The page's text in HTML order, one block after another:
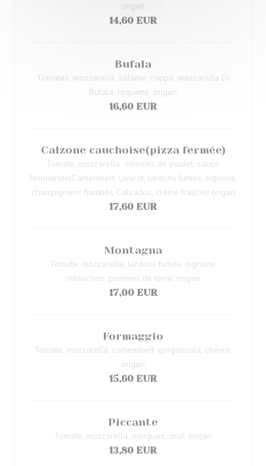
origan
14,60 EUR
Bufala
Tomates, mozzarella, salame, coppa, mozzarella Di
Bufala, roquette, origan
16,60 EUR
Calzone cauchoise(pizza fermée)
Tomate, mozzarella, émincés de poulet, sauce
Normande(Camembert, Livarot, lardons fumés, oignons,
champignons flambés Calvados, crème fraîche) origan
17,60 EUR
Montagna
Tomate, mozzarella, lardons fumés, oignons,
reblochon, pommes de terre, origan
17,00 EUR
Formaggio
Tomate, mozzarella, camembert, gorgonzola, chèvre,
origan
15,60 EUR
Piccante
Tomate, mozzarella, merguez, œuf, origan
13,80 EUR